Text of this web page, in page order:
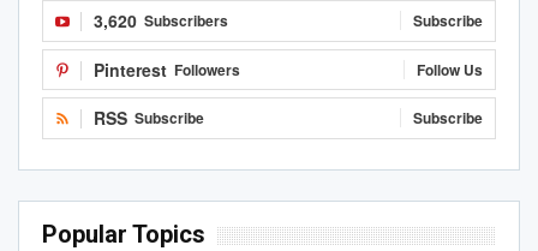
3,620 Subscribers Subscribe
Pinterest Followers Follow Us
RSS Subscribe Subscribe
Popular Topics